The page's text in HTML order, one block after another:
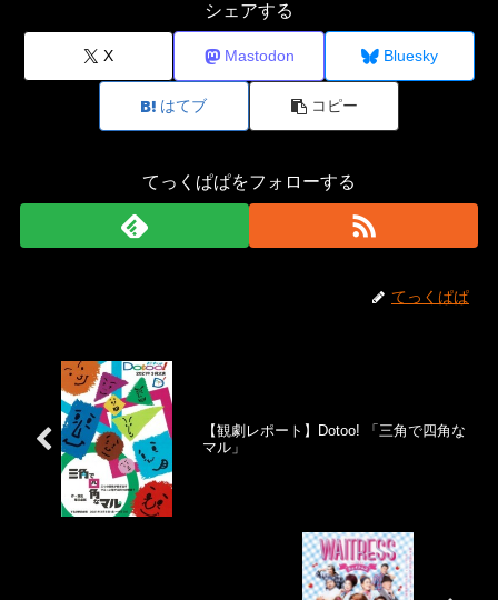
シェアする
X Mastodon Bluesky
はてブ コピー
てっくぱぱをフォローする
てっくぱぱ
【観劇レポート】Dotoo! 「三角で四角な
マル」